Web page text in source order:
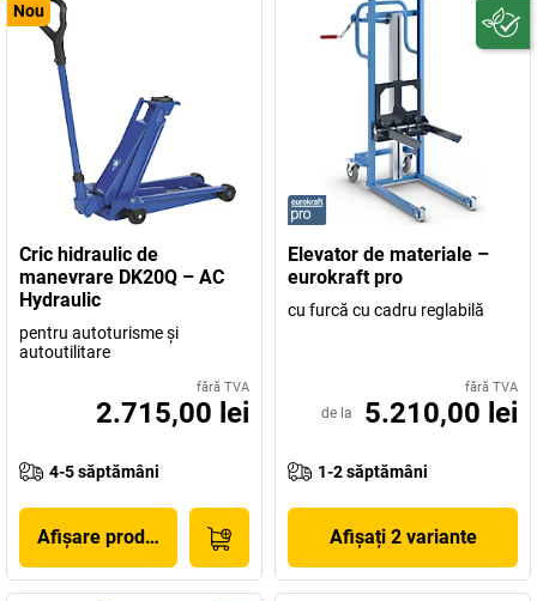
Nou
Cric hidraulic de
manevrare DK20Q – AC
Hydraulic
pentru autoturisme şi
autoutilitare
fără TVA
2.715,00 lei
4-5 săptămâni
Afișare produs
Elevator de materiale –
eurokraft pro
cu furcă cu cadru reglabilă
fără TVA
de la 5.210,00 lei
1-2 săptămâni
Afișați 2 variante